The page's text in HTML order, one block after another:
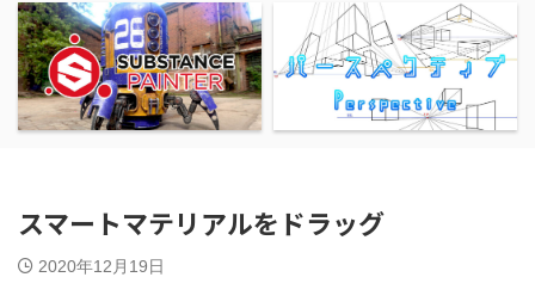
スマートマテリアルをドラッグ
2020年12月19日